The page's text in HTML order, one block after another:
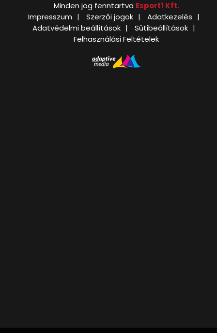
Minden jog fenntartva Esport1 Kft.
Impresszum
Szerzői jogok
Adatkezelés
Adatvédelmi beállítások
Sütibeállítások
Felhasználási Feltételek